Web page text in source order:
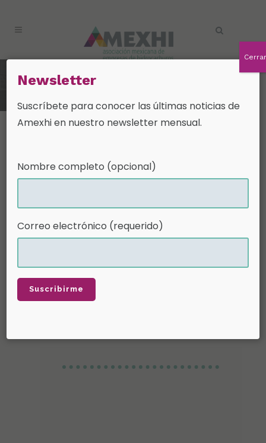
Newsletter Noviembre 2024
Newsletter
2024
Newsletter
Suscríbete para conocer las últimas noticias de
Amexhi en nuestro newsletter mensual.
Nombre completo (opcional)
Correo electrónico (requerido)
Cerrar